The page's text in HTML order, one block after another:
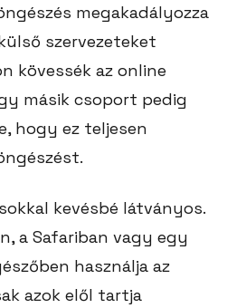
megakadályozza
szervezeteket
kövessék az online
másik csoport pedig
hogy ez teljesen
kevésbé látványos.
a Safariban vagy egy
használja az
azok elől tartja